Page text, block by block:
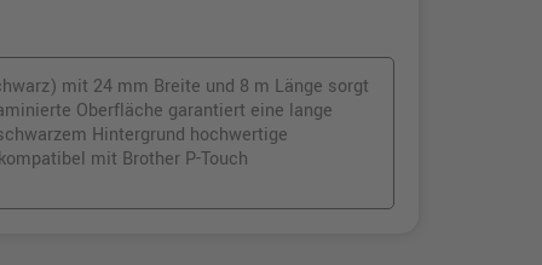
mit 24 mm Breite und 8 m Länge sorgt
Oberfläche garantiert eine lange
Hintergrund hochwertige
mit Brother P-Touch